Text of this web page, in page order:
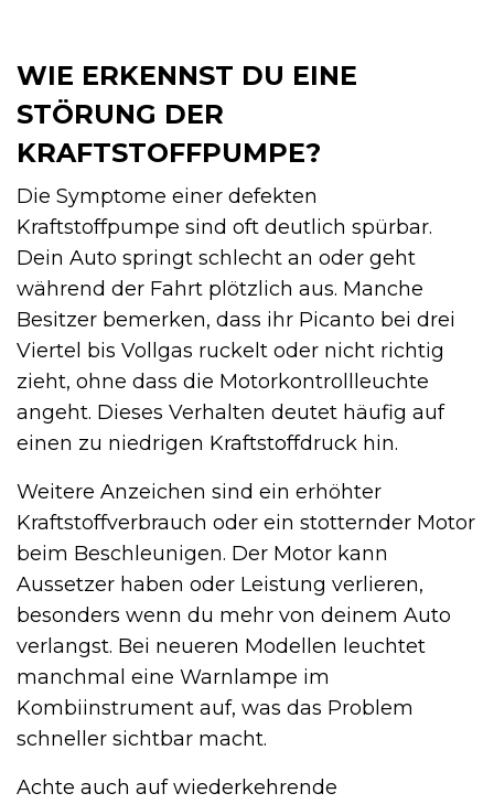
WIE ERKENNST DU EINE
STÖRUNG DER
KRAFTSTOFFPUMPE?
Die Symptome einer defekten
Kraftstoffpumpe sind oft deutlich spürbar.
Dein Auto springt schlecht an oder geht
während der Fahrt plötzlich aus. Manche
Besitzer bemerken, dass ihr Picanto bei drei
Viertel bis Vollgas ruckelt oder nicht richtig
zieht, ohne dass die Motorkontrollleuchte
angeht. Dieses Verhalten deutet häufig auf
einen zu niedrigen Kraftstoffdruck hin.
Weitere Anzeichen sind ein erhöhter
Kraftstoffverbrauch oder ein stotternder Motor
beim Beschleunigen. Der Motor kann
Aussetzer haben oder Leistung verlieren,
besonders wenn du mehr von deinem Auto
verlangst. Bei neueren Modellen leuchtet
manchmal eine Warnlampe im
Kombiinstrument auf, was das Problem
schneller sichtbar macht.
Achte auch auf wiederkehrende